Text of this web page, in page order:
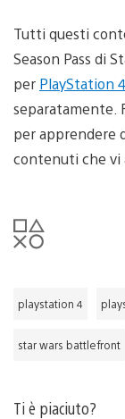
Tutti questi
Season Pass di
per PlayStation 4
separatamente.
per apprendere
contenuti che vi
playstation 4
star wars battlefront
Ti è piaciuto?